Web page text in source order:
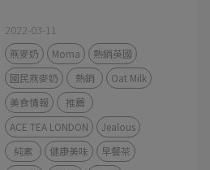
2022-03-11
燕麥奶 Moma
熱銷英國
國民燕麥奶
熱銷
Oat Milk
美食情報
推薦
ACE TEA LONDON
Jealous
純素
健康美味
早餐茶